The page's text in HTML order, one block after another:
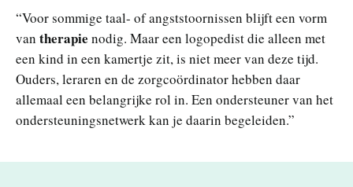
“Voor sommige taal- of angststoornissen blijft een vorm
van therapie nodig. Maar een logopedist die alleen met
een kind in een kamertje zit, is niet meer van deze tijd.
Ouders, leraren en de zorgcoördinator hebben daar
allemaal een belangrijke rol in. Een ondersteuner van het
ondersteuningsnetwerk kan je daarin begeleiden.”